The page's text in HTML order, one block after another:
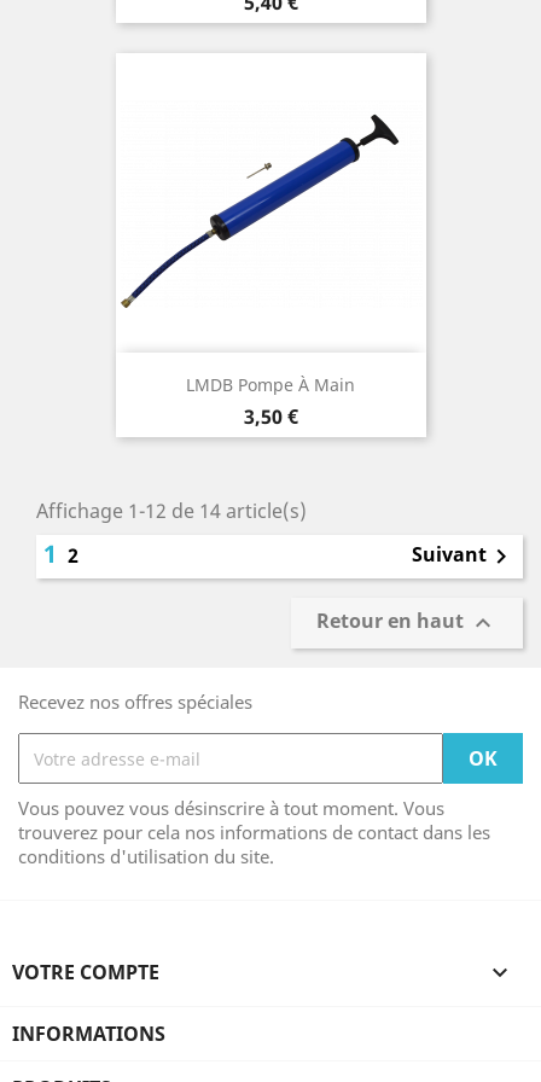
LMDB Pompe À Main
Prix
3,50 €
Affichage 1-12 de 14 article(s)
1 2 Suivant 
Retour en haut 
Recevez nos offres spéciales
Vous pouvez vous désinscrire à tout moment. Vous
trouverez pour cela nos informations de contact dans les
conditions d'utilisation du site.
VOTRE COMPTE 
INFORMATIONS